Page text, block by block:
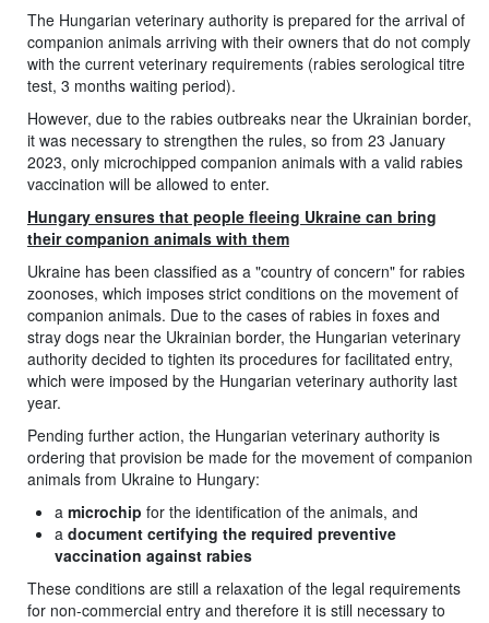
The Hungarian veterinary authority is prepared for the arrival of
companion animals arriving with their owners that do not comply
with the current veterinary requirements (rabies serological titre
test, 3 months waiting period).
However, due to the rabies outbreaks near the Ukrainian border,
it was necessary to strengthen the rules, so from 23 January
2023, only microchipped companion animals with a valid rabies
vaccination will be allowed to enter.
Hungary ensures that people fleeing Ukraine can bring
their companion animals with them
Ukraine has been classified as a "country of concern" for rabies
zoonoses, which imposes strict conditions on the movement of
companion animals. Due to the cases of rabies in foxes and
stray dogs near the Ukrainian border, the Hungarian veterinary
authority decided to tighten its procedures for facilitated entry,
which were imposed by the Hungarian veterinary authority last
year.
Pending further action, the Hungarian veterinary authority is
ordering that provision be made for the movement of companion
animals from Ukraine to Hungary:
a microchip for the identification of the animals, and
a document certifying the required preventive
vaccination against rabies
These conditions are still a relaxation of the legal requirements
for non-commercial entry and therefore it is still necessary to